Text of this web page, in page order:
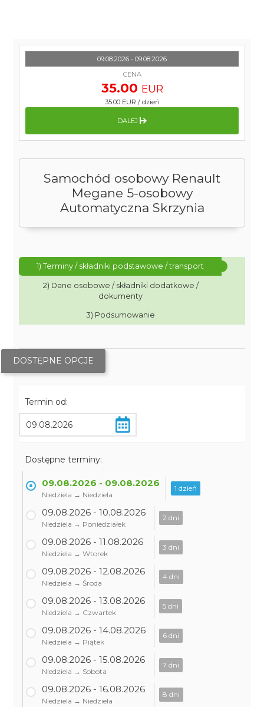
Samochód osobowy Renault
Megane 5-osobowy
Automatyczna Skrzynia
1) Terminy / składniki podstawowe / transport
2) Dane osobowe / składniki dodatkowe /
dokumenty
3) Podsumowanie
DOSTĘPNE OPCJE
Termin od:
Dostępne terminy:
09.08.2026 - 09.08.2026
Niedziela → Niedziela
1 dzień
09.08.2026 - 10.08.2026
Niedziela → Poniedziałek
2 dni
09.08.2026 - 11.08.2026
Niedziela → Wtorek
3 dni
09.08.2026 - 12.08.2026
Niedziela → Środa
4 dni
09.08.2026 - 13.08.2026
Niedziela → Czwartek
5 dni
09.08.2026 - 14.08.2026
Niedziela → Piątek
6 dni
09.08.2026 - 15.08.2026
Niedziela → Sobota
7 dni
09.08.2026 - 16.08.2026
Niedziela → Niedziela
8 dni
09.08.2026 - 09.08.2026
CENA
35.00 EUR
35.00 EUR / dzień
DALEJ